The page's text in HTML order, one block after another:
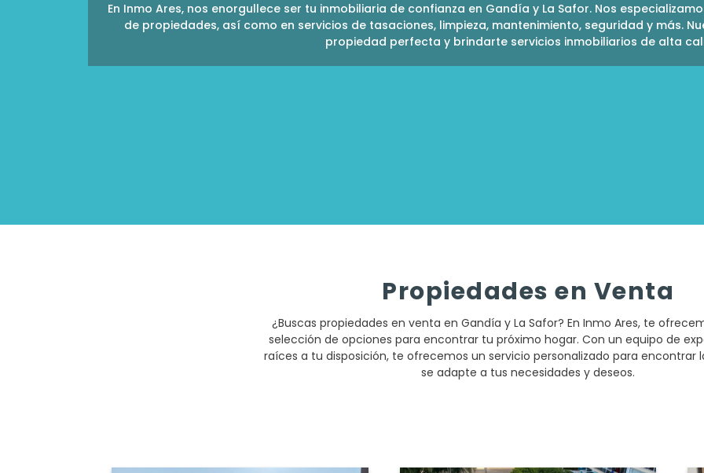
En Inmo Ares, nos enorgullece ser tu inmobiliaria de confianza en Gandía y La Safor. Nos
de propiedades, así como en servicios de tasaciones, limpieza, mantenimiento, seguridad y más.
propiedad perfecta y brindarte servicios inmobiliarios de alta
Propiedades en Venta
¿Buscas propiedades en venta en Gandía y La Safor? En Inmo Ares, te
selección de opciones para encontrar tu próximo hogar. Con un equipo de
raíces a tu disposición, te ofrecemos un servicio personalizado para encontrar
se adapte a tus necesidades y deseos.